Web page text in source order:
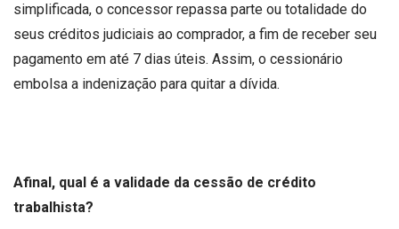
simplificada, o concessor repassa parte ou totalidade do
seus créditos judiciais ao comprador, a fim de receber seu
pagamento em até 7 dias úteis. Assim, o cessionário
embolsa a indenização para quitar a dívida.
Afinal, qual é a validade da cessão de crédito
trabalhista?